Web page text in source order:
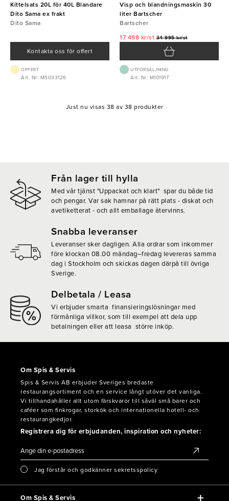
Kittelsats 20L för 40L Blandare
Dito Sama ex frakt
Dito Sama
Kontakta oss för offert
OFFERT
Art. Nr: M5033126
Visp och blandningsmaskin 30
liter Bartscher
Bartscher
17 498 kr/st34 995 kr/st
UTFÖRSÄLJNING
Art. Nr: M101917
Just nu visas 38 av 38 produkter
Från lager till hylla
Med vår tjänst "Uppackat och klart" spar du både tid
och pengar. Var sak hamnar på rätt plats - diskat och
avetiketterat - och allt emballage återvinns.
Snabba leveranser
Leveranser sker dagligen. Alla ordrar som inkommer
före klockan 08.00 måndag–fredag levereras samma
dag i Stockholm och skickas dagen därpå till övriga
Sverige.
Delbetala / Leasa
Vi erbjuder smarta finansieringslösningar med
förmånliga villkor, som till exempel att dela upp
betalningen eller att leasa större inköp.
Om Spis & Servis
Spis & Servis AB erbjuder Sveriges bredaste
restaurangsortiment och en service långt utöver det vanliga.
Vi tillhandahåller allt utom färskvaror till såväl små barer och
caféer som finkrogar, storkök och internationella hotell- och
restaurangkedjor.
Registrera dig för erbjudanden, inspiration och nyheter:
Jag förstår och godkänner sekretsspolicy
Om Spis & Servis